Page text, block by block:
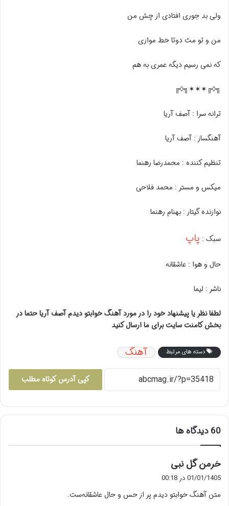
ولی بد جوری افتادی از چش من
من و تو مث دوتا خط موازی
که نمی رسیم دیگه عمری به هم
╗◊╔✶✶✶╗◊╔
ترانه سرا : آصف آریا
آهنگساز : آصف آریا
تنظیم کننده : محمدرضا رهنما
میکس و مستر : محمد فلاحی
نوازنده گیتار : بهنام رهنما
سبک : پاپ
حال و هوا : عاشقانه
ناشر : لیما
لطفا نظر یا پیشنهاد خود را در مورد آهنگ خوابتو دیدم آصف آریا حتما در
بخش کامنت سایت برای ما ارسال کنید
دسته های مرتبط آهنگ
کپی آدرس کوتاه مطلب
‫60 دیدگاه ها
خرمن گل نبی
ف
:
01/01/1405 در 00:18
متن آهنگ خوابتو دیدم پر از حس و حال عاشقانه‌ست.